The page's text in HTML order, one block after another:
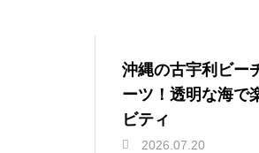
沖縄の古宇利ビー
ーツ！透明な海で
ビティ
2026.07.20